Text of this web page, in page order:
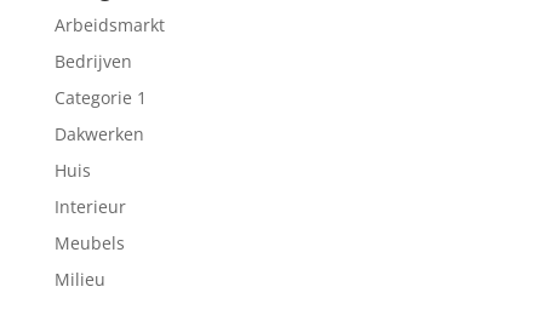
Arbeidsmarkt
Bedrijven
Categorie 1
Dakwerken
Huis
Interieur
Meubels
Milieu